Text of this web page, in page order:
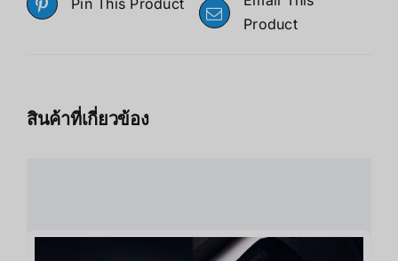
Pin This Product
Product
สินค้าที่เกี่ยวข้อง